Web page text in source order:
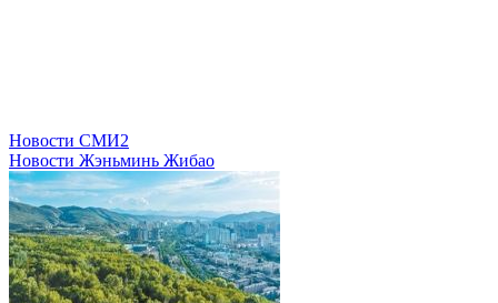
Новости СМИ2
Новости Жэньминь Жибао